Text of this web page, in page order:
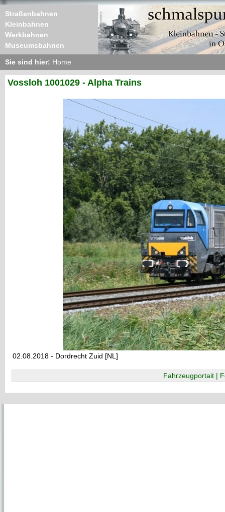
Straßenbahnen
Kleinbahnen
Werkbahnen
Museumsbahnen
Sie sind hier: Home
Vossloh 1001029 - Alpha Trains
02.08.2018 - Dordrecht Zuid [NL]
Fahrzeugportait |